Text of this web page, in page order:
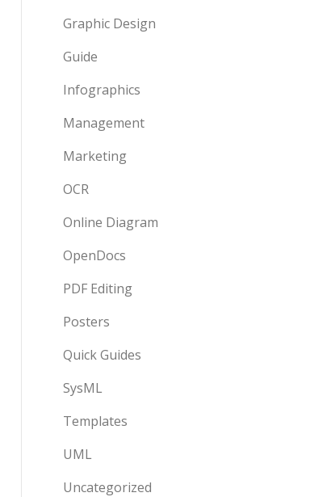
Graphic Design
Guide
Infographics
Management
Marketing
OCR
Online Diagram
OpenDocs
PDF Editing
Posters
Quick Guides
SysML
Templates
UML
Uncategorized